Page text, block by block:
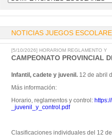
NOTICIAS JUEGOS
[5/10/2026] HORARIOM REGLAMENTO Y
CAMPEONATO PROVINCIAL
Infantil, cadete y juvenil. 12 de abril
Más información:
Horario, reglamentos y control:
_juvenil_y_control.pdf
Clasificaciones individuales del 12